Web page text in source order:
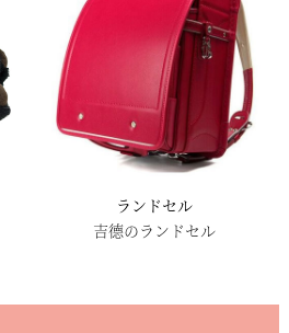
ランドセル
吉德のランドセル